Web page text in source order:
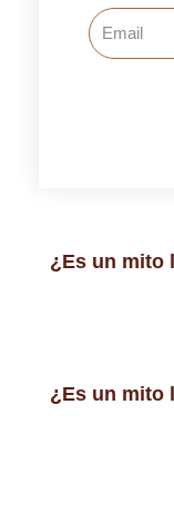
Email
¿Es un mito
¿Es un mito